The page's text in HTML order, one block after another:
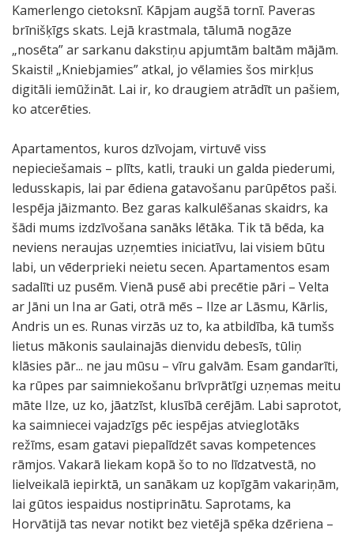
Kamerlengo cietoksnī. Kāpjam augšā tornī. Paveras
brīnišķīgs skats. Lejā krastmala, tālumā nogāze
„nosēta” ar sarkanu dakstiņu apjumtām baltām mājām.
Skaisti! „Kniebjamies” atkal, jo vēlamies šos mirkļus
digitāli iemūžināt. Lai ir, ko draugiem atrādīt un pašiem,
ko atcerēties.
Apartamentos, kuros dzīvojam, virtuvē viss
nepieciešamais – plīts, katli, trauki un galda piederumi,
ledusskapis, lai par ēdiena gatavošanu parūpētos paši.
Iespēja jāizmanto. Bez garas kalkulēšanas skaidrs, ka
šādi mums izdzīvošana sanāks lētāka. Tik tā bēda, ka
neviens neraujas uzņemties iniciatīvu, lai visiem būtu
labi, un vēderprieki neietu secen. Apartamentos esam
sadalīti uz pusēm. Vienā pusē abi precētie pāri – Velta
ar Jāni un Ina ar Gati, otrā mēs – Ilze ar Lāsmu, Kārlis,
Andris un es. Runas virzās uz to, ka atbildība, kā tumšs
lietus mākonis saulainajās dienvidu debesīs, tūliņ
klāsies pār... ne jau mūsu – vīru galvām. Esam gandarīti,
ka rūpes par saimniekošanu brīvprātīgi uzņemas meitu
māte Ilze, uz ko, jāatzīst, klusībā cerējām. Labi saprotot,
ka saimniecei vajadzīgs pēc iespējas atvieglotāks
režīms, esam gatavi piepalīdzēt savas kompetences
rāmjos. Vakarā liekam kopā šo to no līdzatvestā, no
lielveikalā iepirktā, un sanākam uz kopīgām vakariņām,
lai gūtos iespaidus nostiprinātu. Saprotams, ka
Horvātijā tas nevar notikt bez vietējā spēka dzēriena –